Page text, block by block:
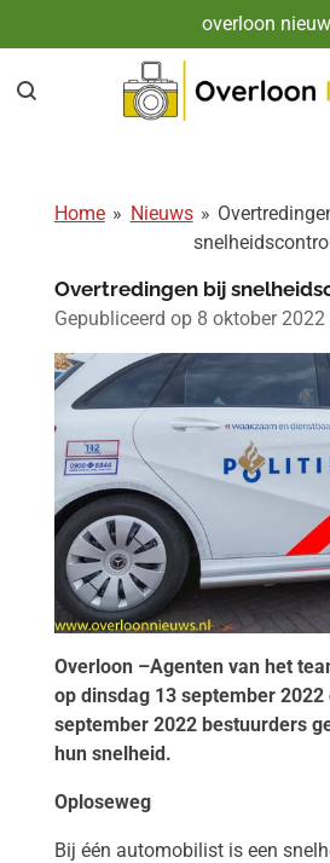
direct
naar
overloon
Home » Nieuws »
Overtredingen bij
Gepubliceerd op 8 oktober
Overloon –Agenten van het
op dinsdag 13 september
september 2022 bestuurders
hun snelheid.
Oploseweg
Bij één automobilist is een